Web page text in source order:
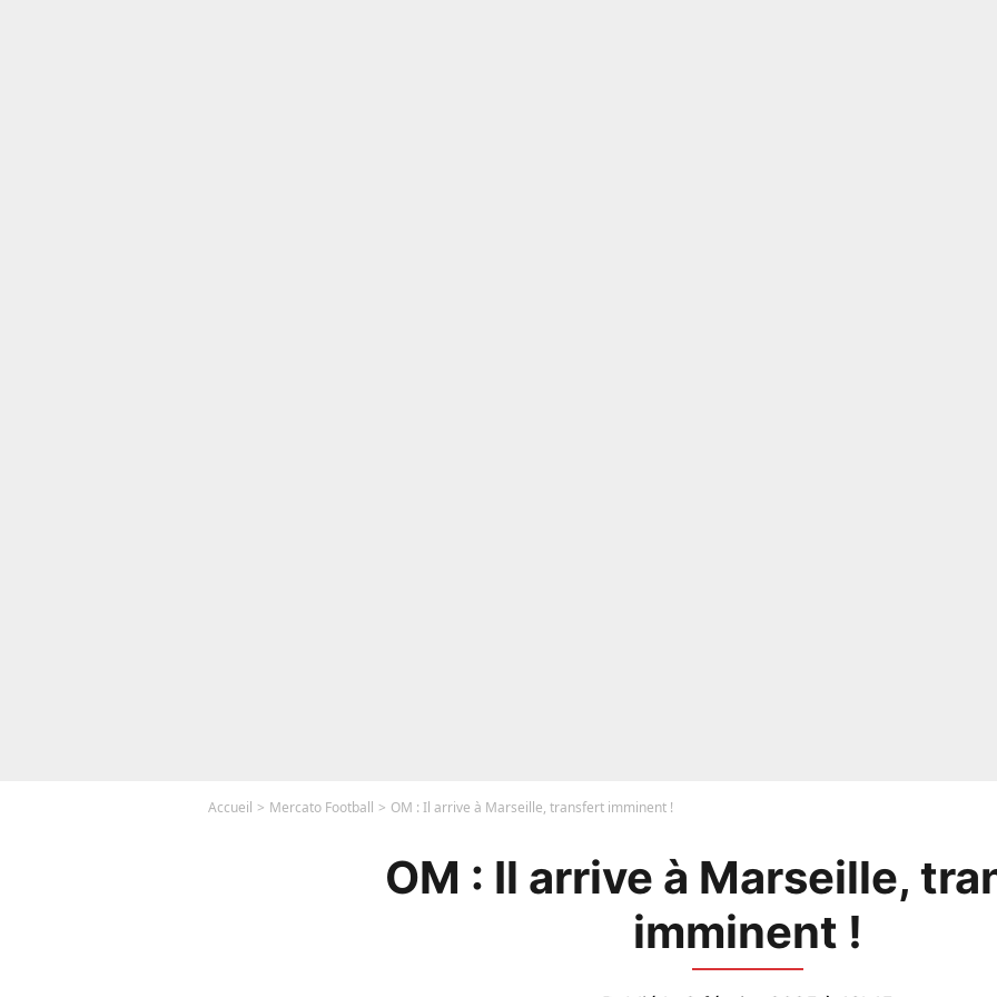
Accueil Mercato Football OM : Il arrive à Marseille, transfert imminent !
OM : Il arrive à Marseille,
imminent !